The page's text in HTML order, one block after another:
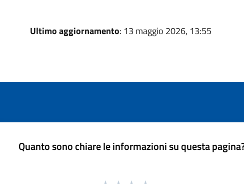
Ultimo aggiornamento: 13 maggio 2026, 13:55
Quanto sono chiare le informazioni su questa